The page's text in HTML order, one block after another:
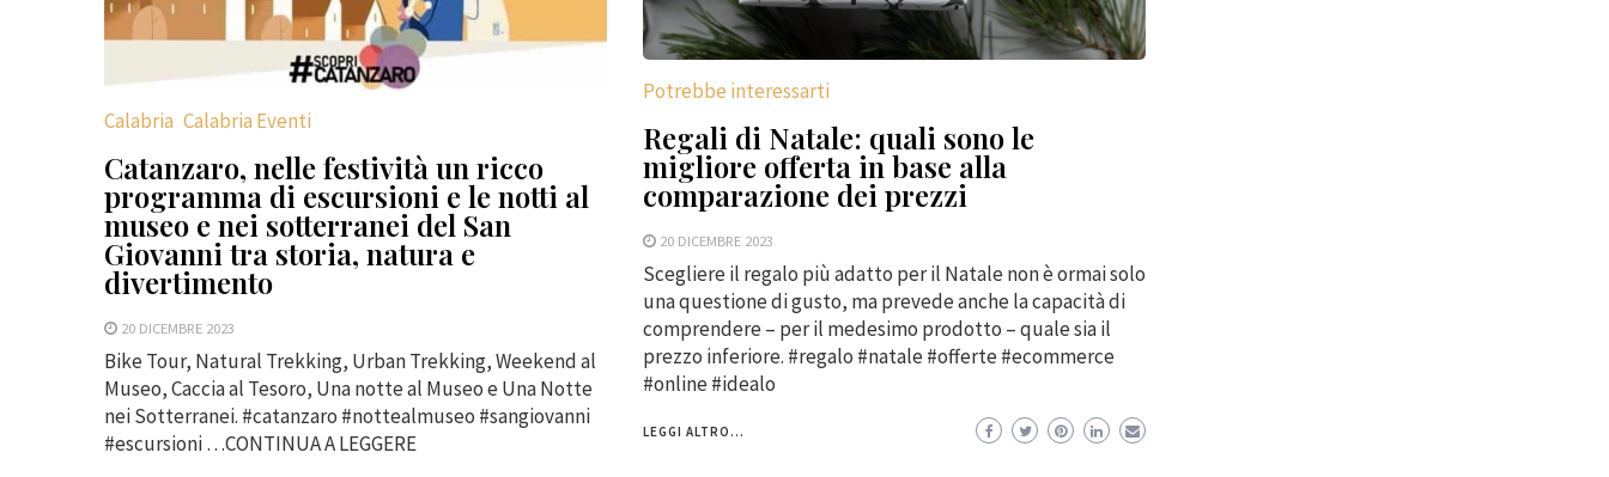
Calabria Calabria Eventi
Catanzaro, nelle festività un ricco
programma di escursioni e le notti al
museo e nei sotterranei del San
Giovanni tra storia, natura e
divertimento
20 DICEMBRE 2023
Bike Tour, Natural Trekking, Urban Trekking, Weekend al
Museo, Caccia al Tesoro, Una notte al Museo e Una Notte
nei Sotterranei. #catanzaro #nottealmuseo #sangiovanni
#escursioni …CONTINUA A LEGGERE
Potrebbe interessarti
Regali di Natale: quali sono le
migliore offerta in base alla
comparazione dei prezzi
20 DICEMBRE 2023
Scegliere il regalo più adatto per il Natale non è ormai solo
una questione di gusto, ma prevede anche la capacità di
comprendere – per il medesimo prodotto – quale sia il
prezzo inferiore. #regalo #natale #offerte #ecommerce
#online #idealo
LEGGI ALTRO...